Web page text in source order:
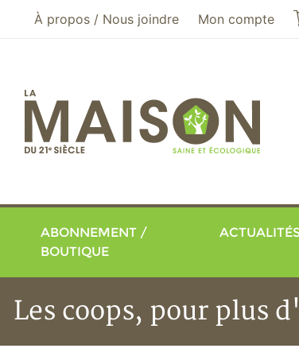
Aller au menu principal
Aller au contenu principal
À propos / Nous joindre Mon compte
ABONNEMENT /
BOUTIQUE
Les coops, pour plus